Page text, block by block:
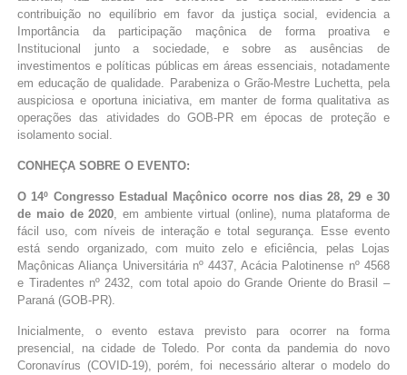
contribuição no equilíbrio em favor da justiça social, evidencia a
Importância da participação maçônica de forma proativa e
Institucional junto a sociedade, e sobre as ausências de
investimentos e políticas públicas em áreas essenciais, notadamente
em educação de qualidade. Parabeniza o Grão-Mestre Luchetta, pela
auspiciosa e oportuna iniciativa, em manter de forma qualitativa as
operações das atividades do GOB-PR em épocas de proteção e
isolamento social.
CONHEÇA SOBRE O EVENTO:
O 14º Congresso Estadual Maçônico ocorre nos dias 28, 29 e 30
de maio de 2020, em ambiente virtual (online), numa plataforma de
fácil uso, com níveis de interação e total segurança. Esse evento
está sendo organizado, com muito zelo e eficiência, pelas Lojas
Maçônicas Aliança Universitária nº 4437, Acácia Palotinense nº 4568
e Tiradentes nº 2432, com total apoio do Grande Oriente do Brasil –
Paraná (GOB-PR).
Inicialmente, o evento estava previsto para ocorrer na forma
presencial, na cidade de Toledo. Por conta da pandemia do novo
Coronavírus (COVID-19), porém, foi necessário alterar o modelo do